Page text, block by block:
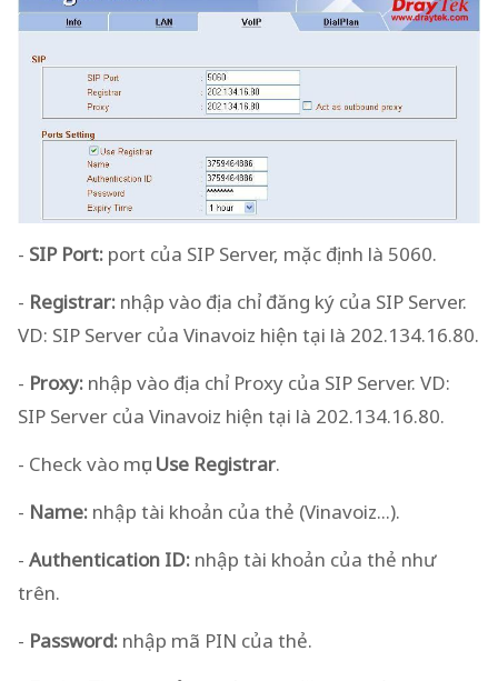
- SIP Port: port của SIP Server, mặc định là 5060.
- Registrar: nhập vào địa chỉ đăng ký của SIP Server.
VD: SIP Server của Vinavoiz hiện tại là 202.134.16.80.
- Proxy: nhập vào địa chỉ Proxy của SIP Server. VD:
SIP Server của Vinavoiz hiện tại là 202.134.16.80.
- Check vào mục Use Registrar.
- Name: nhập tài khoản của thẻ (Vinavoiz...).
- Authentication ID: nhập tài khoản của thẻ như
trên.
- Password: nhập mã PIN của thẻ.